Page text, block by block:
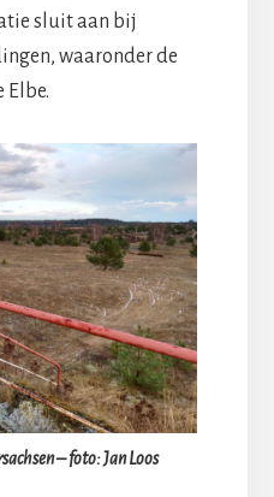
sluit aan bij
waaronder de
Elbe.
– foto: Jan Loos